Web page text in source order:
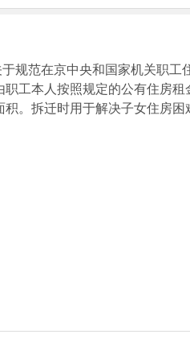
规范在京中央和国家机关职工
职工本人按照规定的公有住房
积。拆迁时用于解决子女住房